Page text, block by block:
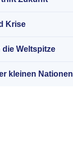
Krise
die Weltspitze
kleinen Nationen